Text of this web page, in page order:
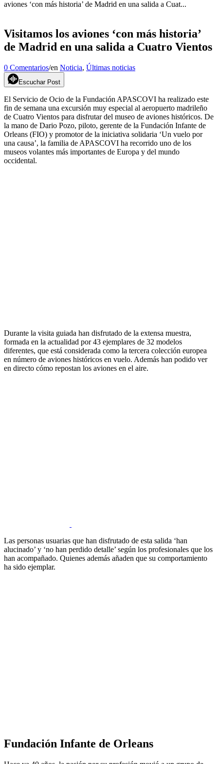
aviones ‘con más historia’ de Madrid en una salida a Cuat...
Visitamos los aviones ‘con más historia’
de Madrid en una salida a Cuatro Vientos
0 Comentarios/en Noticia, Últimas noticias
Escuchar Post
El Servicio de Ocio de la Fundación APASCOVI ha realizado este
fin de semana una excursión muy especial al aeropuerto madrileño
de Cuatro Vientos para disfrutar del museo de aviones históricos. De
la mano de Dario Pozo, piloto, gerente de la Fundación Infante de
Orleans (FIO) y promotor de la iniciativa solidaria ‘Un vuelo por
una causa’, la familia de APASCOVI ha recorrido uno de los
museos volantes más importantes de Europa y del mundo
occidental.
Durante la visita guiada han disfrutado de la extensa muestra,
formada en la actualidad por 43 ejemplares de 32 modelos
diferentes, que está considerada como la tercera colección europea
en número de aviones históricos en vuelo. Además han podido ver
en directo cómo repostan los aviones en el aire.
Las personas usuarias que han disfrutado de esta salida ‘han
alucinado’ y ‘no han perdido detalle’ según los profesionales que los
han acompañado. Quienes además añaden que su comportamiento
ha sido ejemplar.
Fundación Infante de Orleans